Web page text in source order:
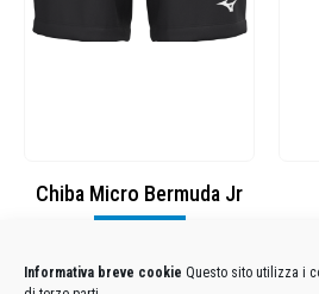
Informativa breve cookie Questo sito utilizza i
Chiba Micro Bermuda Jr